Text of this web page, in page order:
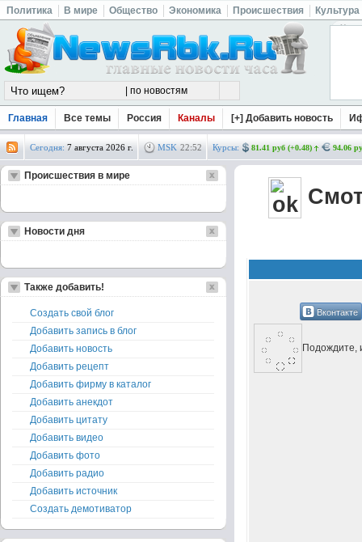
Политика В мире Общество Экономика Происшествия Культура
Главная Все темы Россия Каналы [+] Добавить новость
Сегодня: 7 августа 2026 г. MSK 22:52 Курсы: 81.41 руб (+0.48) 94.06
Вконтакте
Подождите,
Происшествия в мире
Новости дня
Также добавить!
Создать свой блог
Добавить запись в блог
Добавить новость
Добавить рецепт
Добавить фирму в каталог
Добавить анекдот
Добавить цитату
Добавить видео
Добавить фото
Добавить радио
Добавить источник
Создать демотиватор